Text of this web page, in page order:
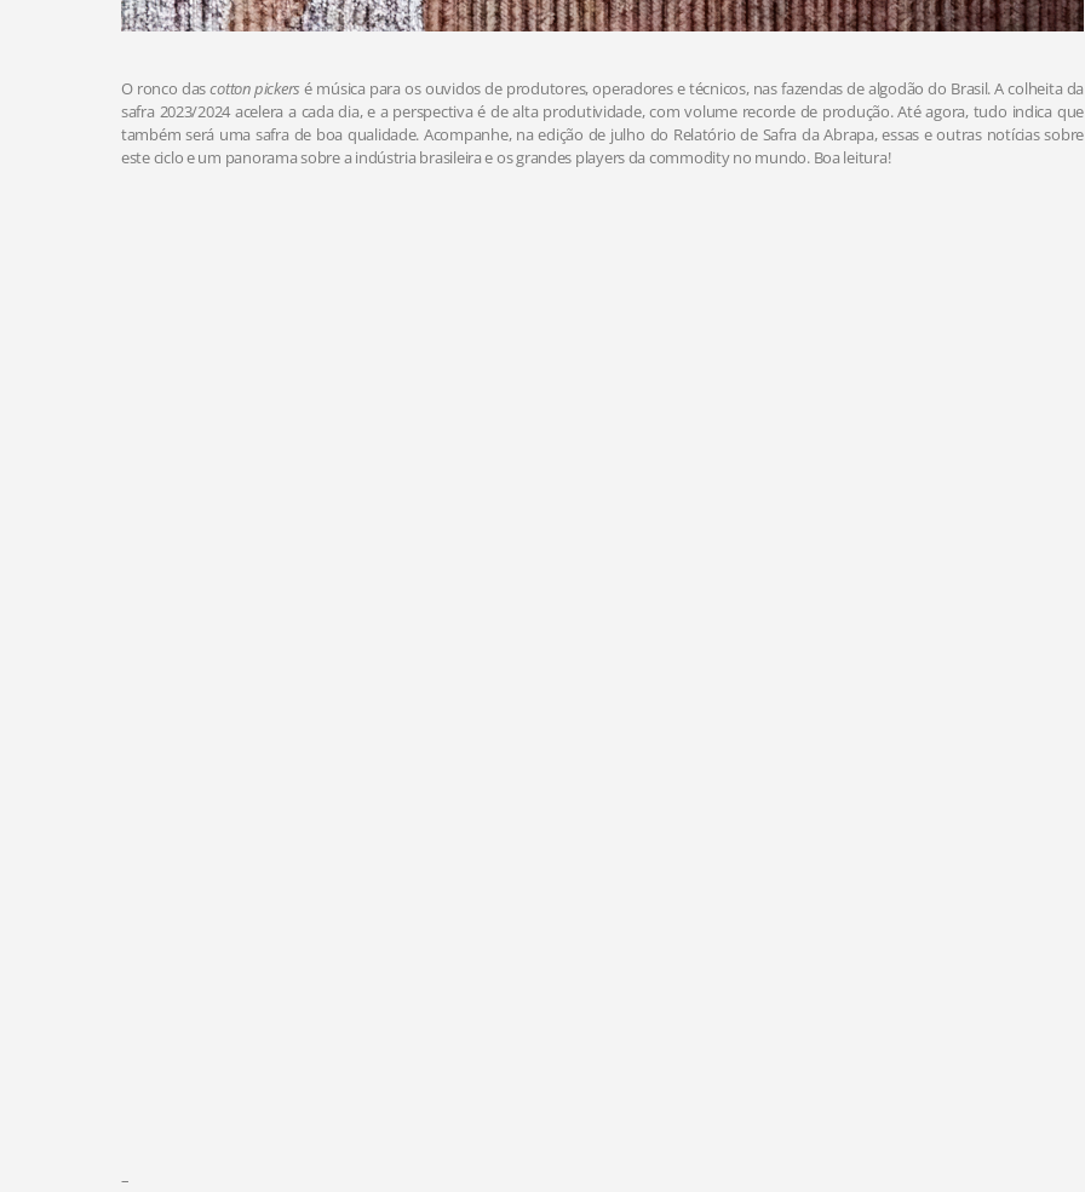
O ronco dascotton pickers é música para os ouvidos de produtores, operadores e técnicos, nas fazendas de algodão do Brasil. A colheita da
safra 2023/2024 acelera a cada dia, e a perspectiva é de alta produtividade, com volume recorde de produção. Até agora, tudo indica que
também será uma safra de boa qualidade. Acompanhe, na edição de julho do Relatório de Safra da Abrapa, essas e outras notícias sobre
este ciclo e um panorama sobre a indústria brasileira e os grandes players da commodity no mundo. Boa leitura!
–